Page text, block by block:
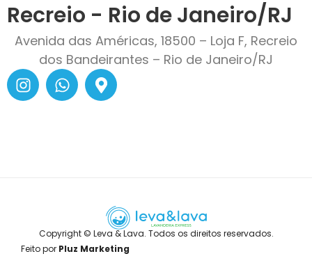
Recreio - Rio de Janeiro/RJ
Avenida das Américas, 18500 – Loja F, Recreio
dos Bandeirantes – Rio de Janeiro/RJ
Copyright © Leva & Lava. Todos os direitos reservados.
Feito por Pluz Marketing